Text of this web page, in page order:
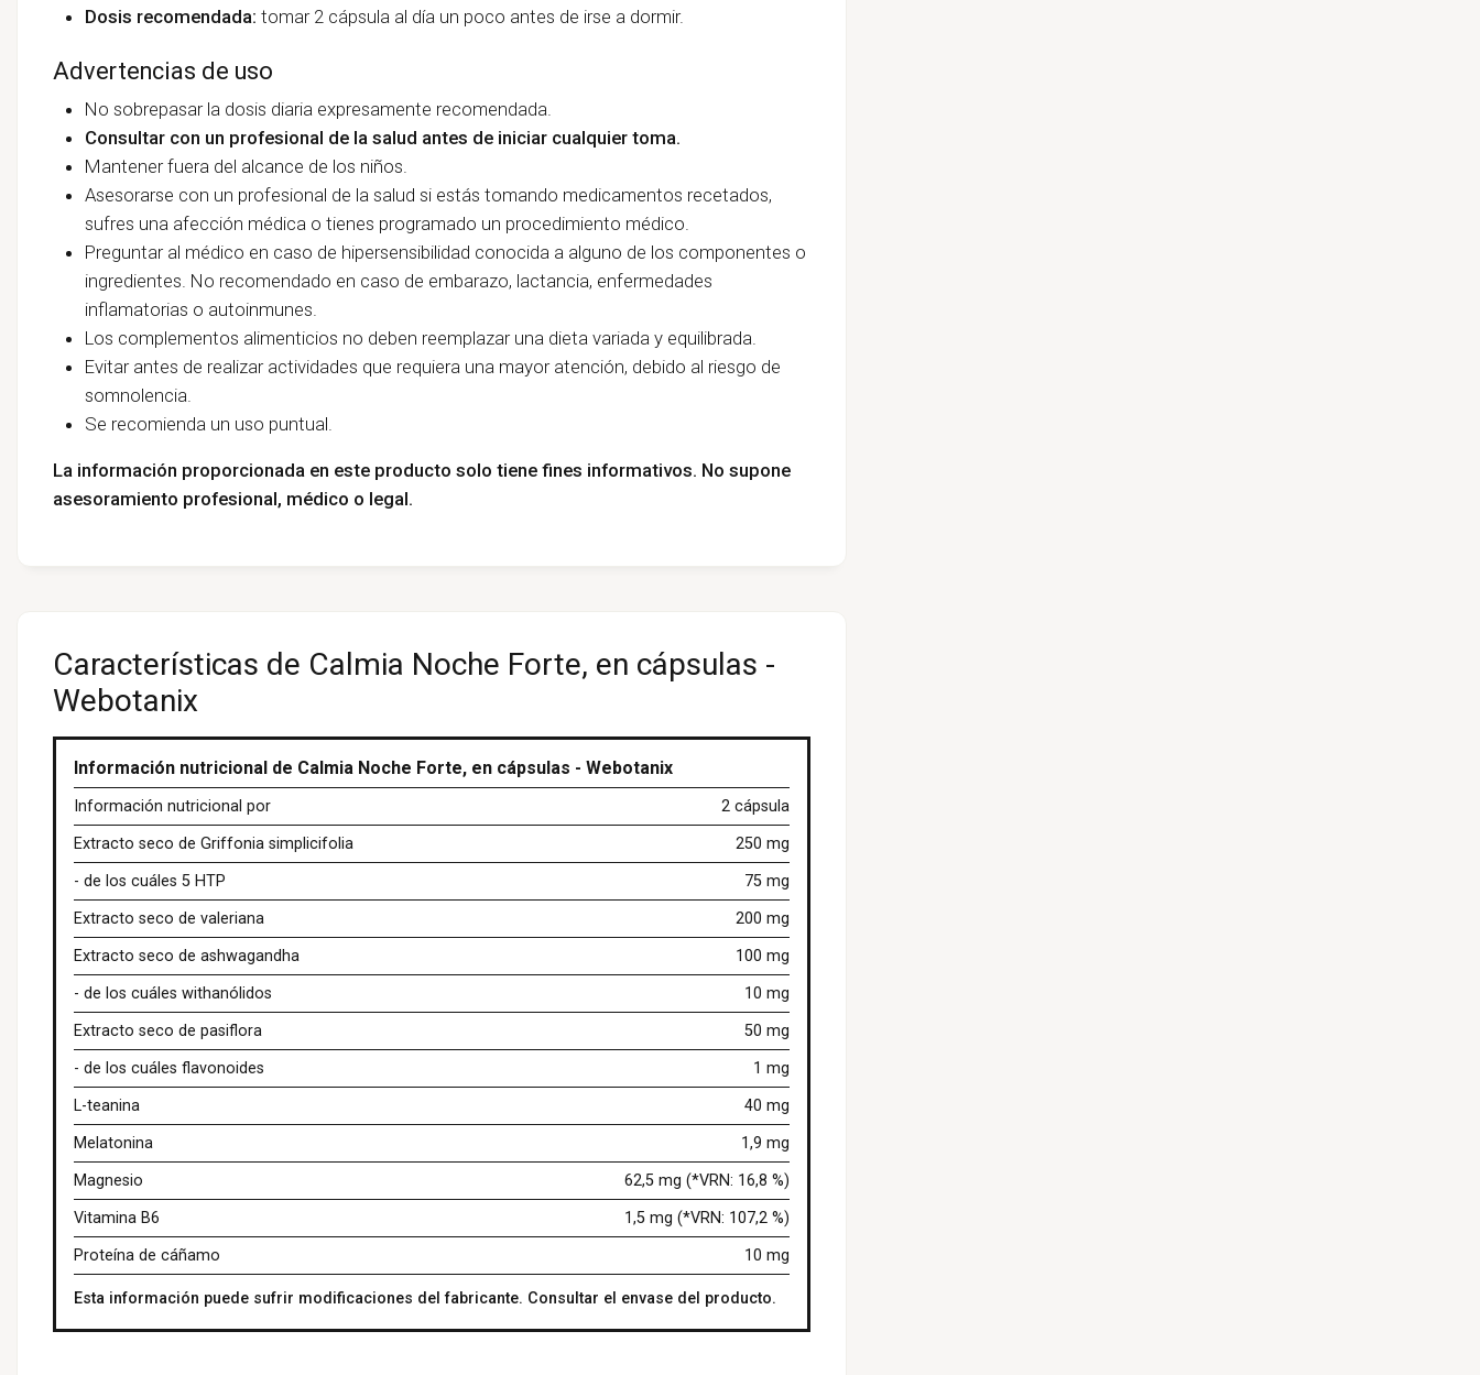
Dosis recomendada: tomar 2 cápsula al día un poco antes de irse a dormir.
Advertencias de uso
No sobrepasar la dosis diaria expresamente recomendada.
Consultar con un profesional de la salud antes de iniciar cualquier toma.
Mantener fuera del alcance de los niños.
Asesorarse con un profesional de la salud si estás tomando medicamentos recetados,
sufres una afección médica o tienes programado un procedimiento médico.
Preguntar al médico en caso de hipersensibilidad conocida a alguno de los componentes o
ingredientes. No recomendado en caso de embarazo, lactancia, enfermedades
inflamatorias o autoinmunes.
Los complementos alimenticios no deben reemplazar una dieta variada y equilibrada.
Evitar antes de realizar actividades que requiera una mayor atención, debido al riesgo de
somnolencia.
Se recomienda un uso puntual.
La información proporcionada en este producto solo tiene fines informativos. No supone
asesoramiento profesional, médico o legal.
Características de Calmia Noche Forte, en cápsulas -
Webotanix
Información nutricional de Calmia Noche Forte, en cápsulas - Webotanix
Información nutricional por
2 cápsula
Extracto seco de Griffonia simplicifolia
250 mg
- de los cuáles 5 HTP
75 mg
Extracto seco de valeriana
200 mg
Extracto seco de ashwagandha
100 mg
- de los cuáles withanólidos
10 mg
Extracto seco de pasiflora
50 mg
- de los cuáles flavonoides
1 mg
L-teanina
40 mg
Melatonina
1,9 mg
Magnesio
62,5 mg (*VRN: 16,8 %)
Vitamina B6
1,5 mg (*VRN: 107,2 %)
Proteína de cáñamo
10 mg
Esta información puede sufrir modificaciones del fabricante. Consultar el envase del producto.